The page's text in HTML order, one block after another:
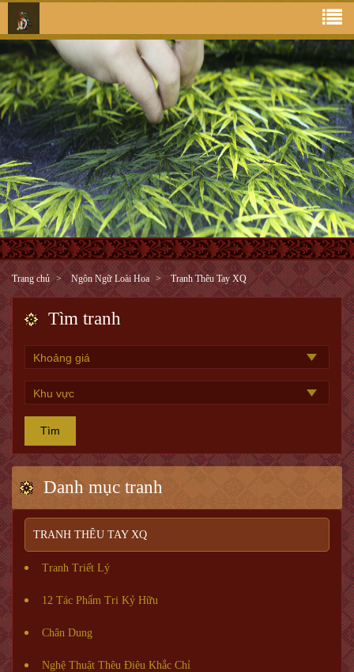
Trang chủ Ngôn Ngữ Loài Hoa Tranh Thêu Tay XQ
Tìm tranh
Tìm
Danh mục tranh
TRANH THÊU TAY XQ
Tranh Triết Lý
12 Tác Phẩm Tri Kỷ Hữu
Chân Dung
Nghệ Thuật Thêu Điêu Khắc Chỉ